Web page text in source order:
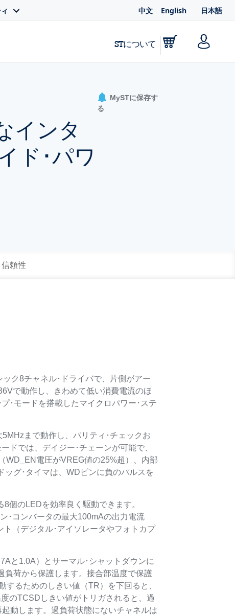
中文 English 日本語
STについて
インタ
ド･パワ
MySTに保存す
る
頼性
ク8チャネル･ドライバで、片側がアー
で動作し、きわめて低い消費電流のほ
･モードを搭載したマイクロパワー･ステ
まで動作し、パリティ･チェックお
ドでは、デイジー･チェーンが可能で、
WD_EN電圧がVREG値の25%超）、内部
グ･タイマは、WDピンに負のパルスを
個のLEDを効率良く駆動できます。
･コンバータの最大100mAの出力電流
ト（デジタル･アイソレータやフォトカプ
と1.0A）とサーマル･シャットダウンに
負荷から保護します。接合部温度で保護
るためのしきい値（TR）を下回ると、
のTCSDしきい値がトリガされると、過
動します。過負荷状態にないチャネルは